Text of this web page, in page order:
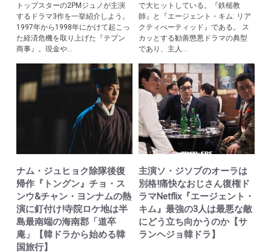
トップスターの2PMジュノが主演
するドラマ3作を一挙紹介しよう。
1997年から1998年にかけて起こっ
た経済危機を取り上げた『テプン
商事』。現金や...
で大ヒットしている。『鉄槌教
師』と『エージェント・キム: リア
クティべーティッド』である。 ス
カッとする勧善懲悪ドラマの典型
であり、主人...
ナム・ジュヒョク除隊後復
帰作『トングン』チョ・ス
ンウ&チャン・ヨンナムの熱
演に釘付け!寺院ロケ地は半
島最南端の海南郡「道卒
庵」【韓ドラから始める韓
国旅行】
主演ソ・ジソブのオーラは
別格!痛快なおじさん復権ド
ラマNetflix『エージェント・
キム』最強の3人は最悪な敵
にどう立ち向かうのか【サ
ランヘジョ韓ドラ】